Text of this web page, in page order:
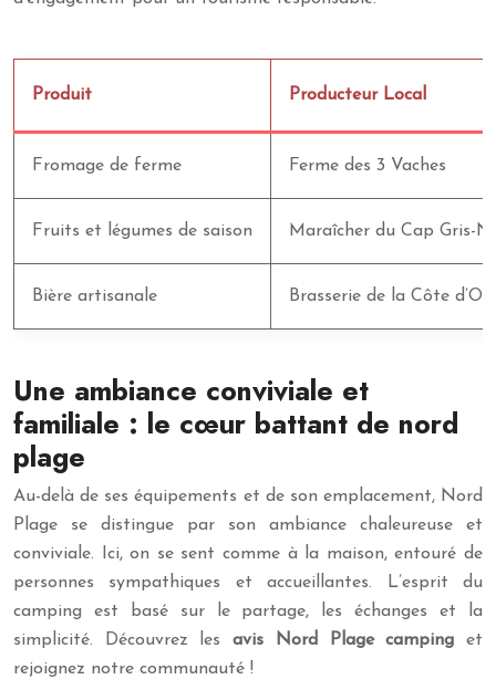
Produit Producteur Local
Fromage de ferme Ferme des 3 Vaches
Fruits et légumes de saison Maraîcher du Cap Gris-
Bière artisanale Brasserie de la Côte
Une ambiance conviviale et
familiale : le cœur battant de nord
plage
Au-delà de ses équipements et de son emplacement, Nord
Plage se distingue par son ambiance chaleureuse et
conviviale. Ici, on se sent comme à la maison, entouré de
personnes sympathiques et accueillantes. L’esprit du
camping est basé sur le partage, les échanges et la
simplicité. Découvrez lesavis Nord Plage campinget
rejoignez notre communauté !